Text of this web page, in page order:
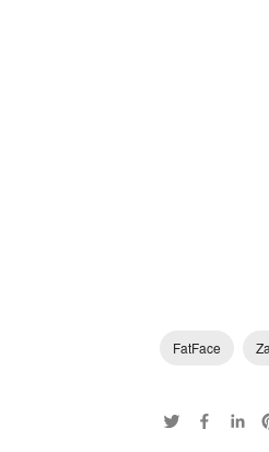
FatFace